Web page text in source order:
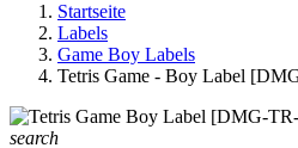
Startseite
Labels
Game Boy Labels
Tetris Game - Boy Label
search